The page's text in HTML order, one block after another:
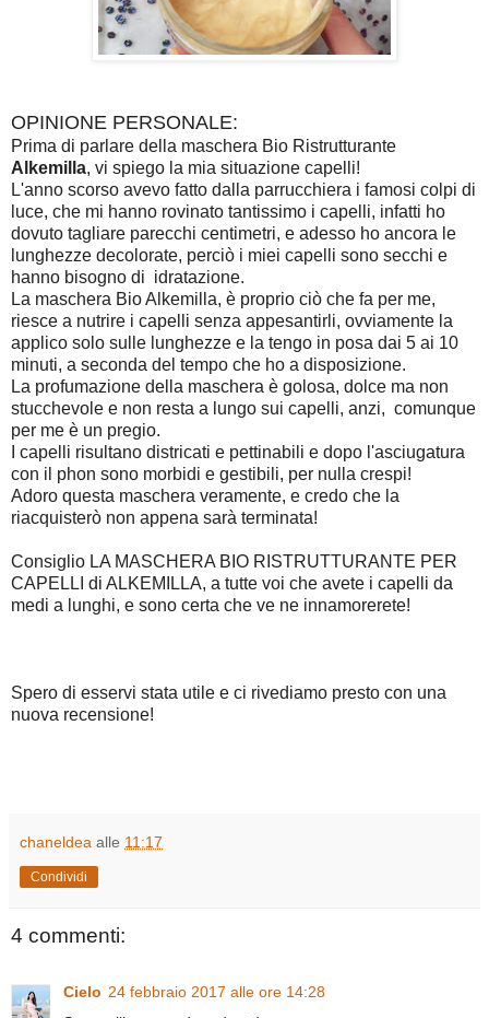
OPINIONE PERSONALE:
Prima di parlare della maschera Bio Ristrutturante
Alkemilla, vi spiego la mia situazione capelli!
L'anno scorso avevo fatto dalla parrucchiera i famosi colpi di
luce, che mi hanno rovinato tantissimo i capelli, infatti ho
dovuto tagliare parecchi centimetri, e adesso ho ancora le
lunghezze decolorate, perciò i miei capelli sono secchi e
hanno bisogno di idratazione.
La maschera Bio Alkemilla, è proprio ciò che fa per me,
riesce a nutrire i capelli senza appesantirli, ovviamente la
applico solo sulle lunghezze e la tengo in posa dai 5 ai 10
minuti, a seconda del tempo che ho a disposizione.
La profumazione della maschera è golosa, dolce ma non
stucchevole e non resta a lungo sui capelli, anzi, comunque
per me è un pregio.
I capelli risultano districati e pettinabili e dopo l'asciugatura
con il phon sono morbidi e gestibili, per nulla crespi!
Adoro questa maschera veramente, e credo che la
riacquisterò non appena sarà terminata!
Consiglio LA MASCHERA BIO RISTRUTTURANTE PER
CAPELLI di ALKEMILLA, a tutte voi che avete i capelli da
medi a lunghi, e sono certa che ve ne innamorerete!
Spero di esservi stata utile e ci rivediamo presto con una
nuova recensione!
chaneldea alle 11:17
Condividi
4 commenti:
Cielo 24 febbraio 2017 alle ore 14:28